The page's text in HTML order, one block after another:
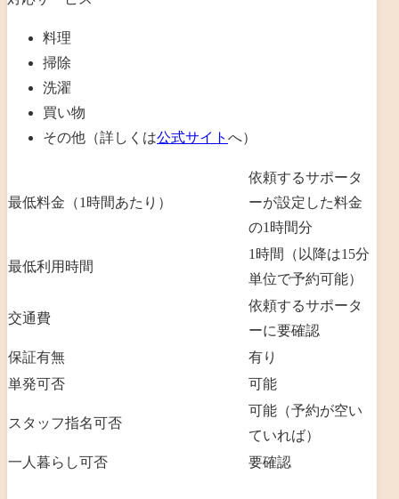
料理
掃除
洗濯
買い物
その他（詳しくは公式サイト へ）
最低料金（1時間あたり）
依頼するサポータ
ーが設定した料金
の1時間分
最低利用時間
1時間（以降は15分
単位で予約可能）
交通費
依頼するサポータ
ーに要確認
保証有無
有り
単発可否
可能
スタッフ指名可否
可能（予約が空い
ていれば）
一人暮らし可否
要確認